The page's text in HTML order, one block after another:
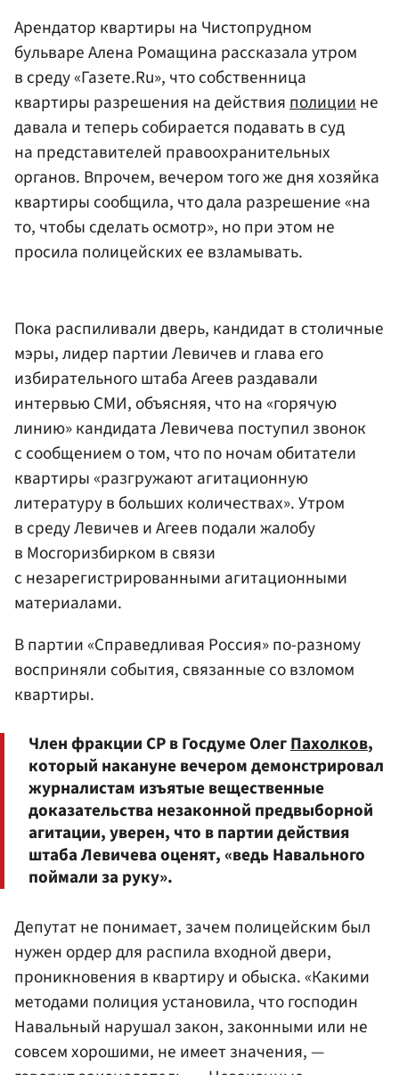
Арендатор квартиры на Чистопрудном
бульваре Алена Ромащина рассказала утром
в среду «Газете.Ru», что собственница
квартиры разрешения на действияполициине
давала и теперь собирается подавать в суд
на представителей правоохранительных
органов. Впрочем, вечером того же дня хозяйка
квартиры сообщила, что дала разрешение «на
то, чтобы сделать осмотр», но при этом не
просила полицейских ее взламывать.
Пока распиливали дверь, кандидат в столичные
мэры, лидер партии Левичев и глава его
избирательного штаба Агеев раздавали
интервью СМИ, объясняя, что на «горячую
линию» кандидата Левичева поступил звонок
с сообщением о том, что по ночам обитатели
квартиры «разгружают агитационную
литературу в больших количествах». Утром
в среду Левичев и Агеев подали жалобу
в Мосгоризбирком в связи
с незарегистрированными агитационными
материалами.
В партии «Справедливая Россия» по-разному
восприняли события, связанные со взломом
квартиры.
Член фракции СР в Госдуме ОлегПахолков,
который накануне вечером демонстрировал
журналистам изъятые вещественные
доказательства незаконной предвыборной
агитации, уверен, что в партии действия
штаба Левичева оценят, «ведь Навального
поймали за руку».
Депутат не понимает, зачем полицейским был
нужен ордер для распила входной двери,
проникновения в квартиру и обыска. «Какими
методами полиция установила, что господин
Навальный нарушал закон, законными или не
совсем хорошими, не имеет значения, —